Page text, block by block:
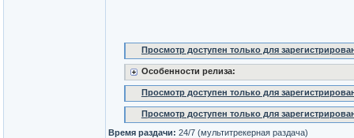
Просмотр доступен только для
Особенности релиза:
Просмотр доступен только для
Просмотр доступен только для
Время раздачи: 24/7 (мультитрекерная раздача)